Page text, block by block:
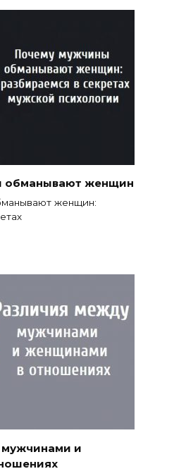
обманывают женщин
женщин:
и